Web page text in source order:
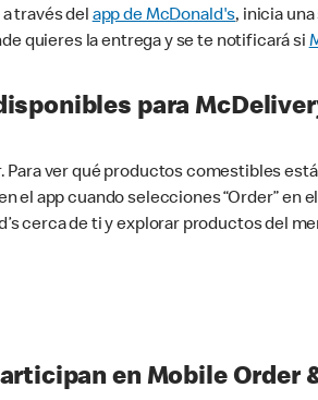
través del app de McDonald's, inicia
quieres la entrega y se te notificará si
para
ver qué productos comestibles
el app cuando selecciones “Order” en
cerca de ti y explorar productos del
en Mobile Order